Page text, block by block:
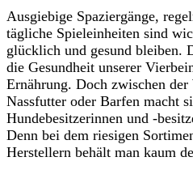
Ausgiebige Spaziergänge,
tägliche Spieleinheiten sind
glücklich und gesund bleiben.
die Gesundheit unserer
Ernährung. Doch zwischen
Nassfutter oder Barfen macht
Hundebesitzerinnen und -
Denn bei dem riesigen
Herstellern behält man kaum